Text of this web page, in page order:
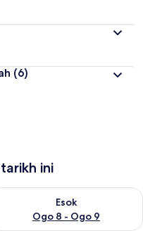
(6)
ini
Ogo 7 - Ogo 8
Esok
Ogo 8 - Ogo 9
ketersediaan untuk